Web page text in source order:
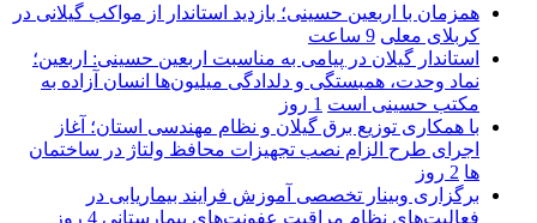
همزمان با اربعین حسینی؛ بازدید استاندار از مواکب گیلانی در
کربلای معلی 9 ساعت
استاندار گیلان در پیامی به مناسبت اربعین حسینی: اربعین؛
نماد وحدت، همبستگی و دلدادگی میلیون‌ها انسان آزاده به
مکتب حسینی است 1 روز
با همکاری توزیع برق گیلان و نظام مهندسی استان؛ آغاز
اجرای طرح الزام نصب تجهیزات محافظ ولتاژ در ساختمان
ها 2 روز
برگزاری وبینار تخصصی آموزش فرایند بیماریابی در
فعالیت‌های نظام مراقبت عفونت‌های بیمارستانی 4 روز